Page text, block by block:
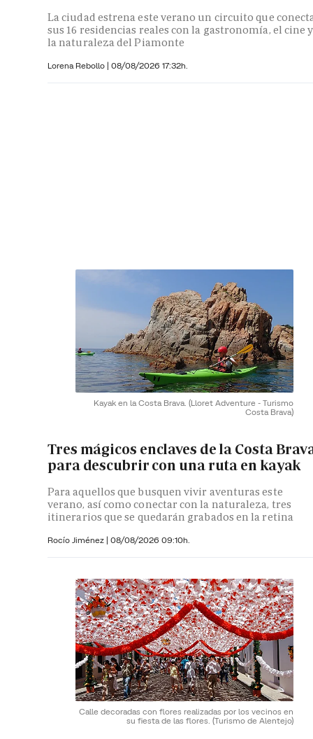
La ciudad estrena este verano un circuito que
sus 16 residencias reales con la gastronomía, el cine y
la naturaleza del Piamonte
Lorena Rebollo | 08/08/2026 17:32h.
Kayak en la Costa Brava. (Lloret Adventure - Turismo
Costa Brava)
Tres mágicos enclaves de la Costa
para descubrir con una ruta en kayak
Para aquellos que busquen vivir aventuras este
verano, así como conectar con la naturaleza, tres
itinerarios que se quedarán grabados en la retina
Rocío Jiménez | 08/08/2026 09:10h.
Calle decoradas con flores realizadas por los vecinos en
su fiesta de las flores. (Turismo de Alentejo)